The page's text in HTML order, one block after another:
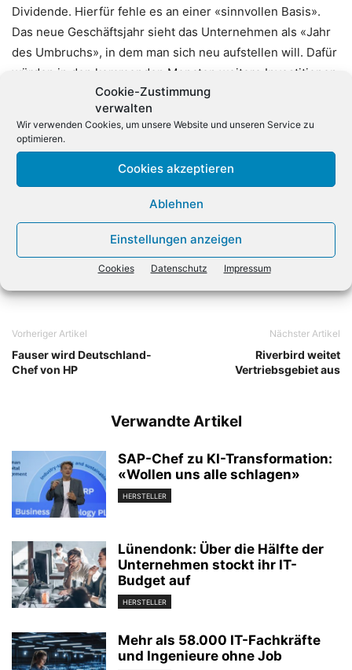
Cookie-Zustimmung
verwalten
Wir verwenden Cookies, um unsere Website und unseren Service zu
optimieren.
Cookies akzeptieren
Ablehnen
Einstellungen anzeigen
Cookies Datenschutz Impressum
Dividende. Hierfür fehle es an einer «sinnvollen Basis».
Das neue Geschäftsjahr sieht das Unternehmen als «Jahr
des Umbruchs», in dem man sich neu aufstellen will. Dafür
würden in den kommenden Monaten weitere Investitionen
in IT und Logistik getätigt werden. Allerdings
prognostiziert Ceconomy für die kommenden Monate eine
«verhaltene Entwicklung». Nach dem Abschied von Pieter
Haas übernimmt jetzt Bernhard Düttmann, Mitglied des
Ceconomy-Aufsichtsrats, interimsweise die Aufgaben von
Vorheriger Artikel
Fauser wird Deutschland-
Chef von HP
Nächster Artikel
Riverbird weitet
Vertriebsgebiet aus
Verwandte Artikel
SAP-Chef zu KI-Transformation:
«Wollen uns alle schlagen»
HERSTELLER
Lünendonk: Über die Hälfte der
Unternehmen stockt ihr IT-
Budget auf
HERSTELLER
Mehr als 58.000 IT-Fachkräfte
und Ingenieure ohne Job